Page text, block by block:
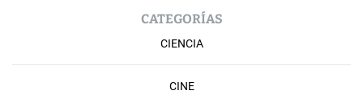
CATEGORÍAS
CIENCIA
CINE